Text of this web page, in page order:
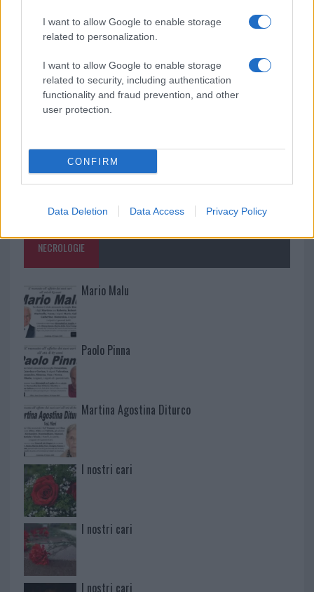
I want to allow Google to enable storage
related to personalization.
I want to allow Google to enable storage
related to security, including authentication
functionality and fraud prevention, and other
user protection.
CONFIRM
Data Deletion Data Access Privacy Policy
la rete elettrica
NECROLOGIE
Mario Malu
Paolo Pinna
Martina Agostina Diturco
I nostri cari
I nostri cari
I nostri cari